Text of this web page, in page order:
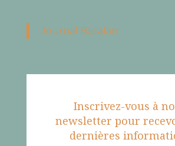
Journal Bacalan
Inscrivez-vous à
newsletter pour
dernières